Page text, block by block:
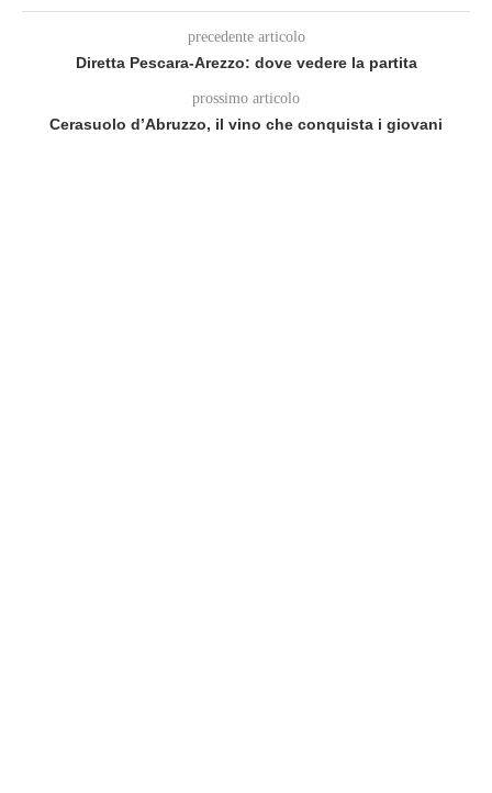
precedente articolo
Diretta Pescara-Arezzo: dove vedere la partita
prossimo articolo
Cerasuolo d’Abruzzo, il vino che conquista i giovani